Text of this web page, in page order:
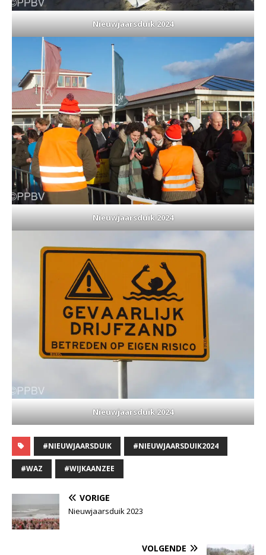
Nieuwjaarsduik 2024
Nieuwjaarsduik 2024
Nieuwjaarsduik 2024
#NIEUWJAARSDUIK #NIEUWJAARSDUIK2024
#WAZ #WIJKAANZEE
VORIGE
Nieuwjaarsduik 2023
VOLGENDE